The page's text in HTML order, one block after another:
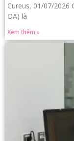
Cureus, 01/07/2026
OA) là
Xem thêm »